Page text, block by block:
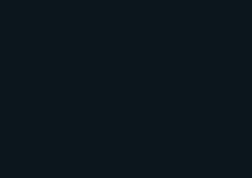
nach der EU-
2004, nr. 11-12,